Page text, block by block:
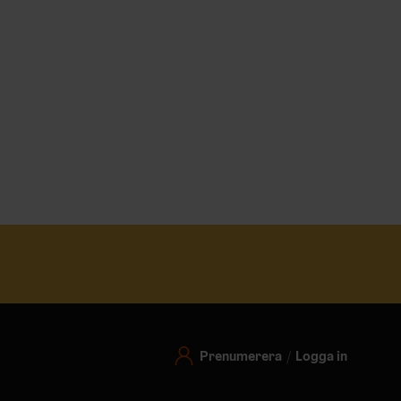
Prenumerera Logga in